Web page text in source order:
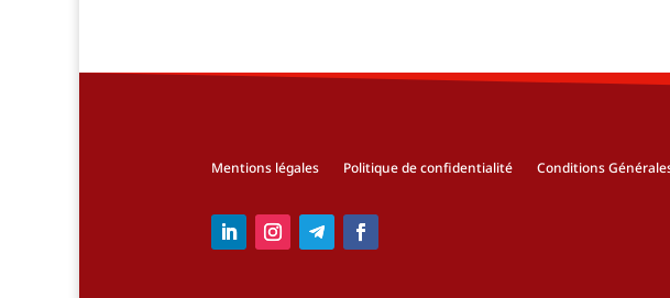
Mentions légales Politique de confidentialité Conditions